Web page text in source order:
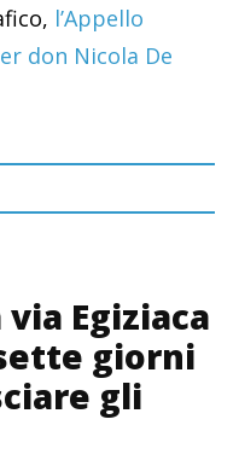
l’Appello
don Nicola De
Egiziaca
giorni
gli